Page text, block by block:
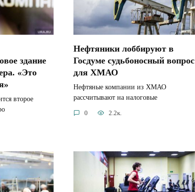
здание
«Это
второе
Нефтяники лоббируют в
Госдуме судьбоносный вопрос
для ХМАО
Нефтяные компании из ХМАО
рассчитывают на налоговые
0 2.2к.